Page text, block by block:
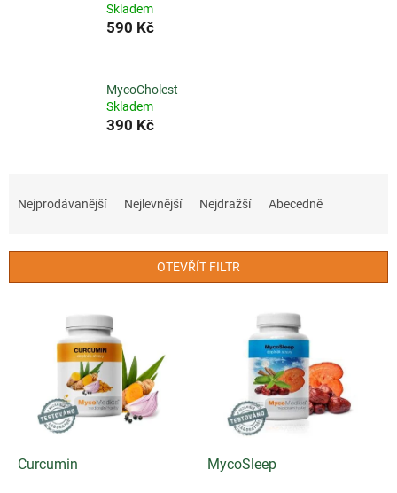
Skladem
590 Kč
MycoCholest
Skladem
390 Kč
í
Nejprodávanější Nejlevnější Nejdražší Abecedně
OTEVŘÍT FILTR
Curcumin MycoSleep